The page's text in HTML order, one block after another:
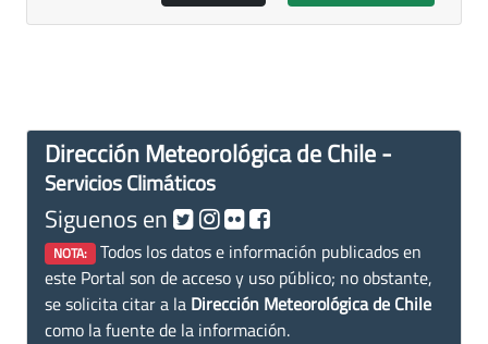
Dirección Meteorológica de Chile -
Servicios Climáticos
Siguenos en
NOTA: Todos los datos e información publicados en
este Portal son de acceso y uso público; no obstante,
se solicita citar a la Dirección Meteorológica de Chile
como la fuente de la información.